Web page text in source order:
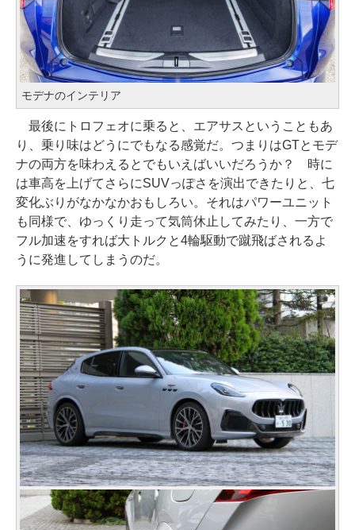
モデナのインテリア
最後にトロフェオに乗ると、エアサスということもあ
り、乗り味はどうにでもなる感覚だ。つまりはGTとモデ
ナの両方を味わえるとでもいえばいいだろうか？ 時に
は車高を上げてさらにSUVっぽさを演出できたりと、七
変化ぶりがなかなかおもしろい。それはパワーユニット
も同様で、ゆっくり走って気筒休止してみたり、一方で
フル加速をすれば大トルクと4輪駆動で蹴飛ばされるよ
うに発進してしまうのだ。